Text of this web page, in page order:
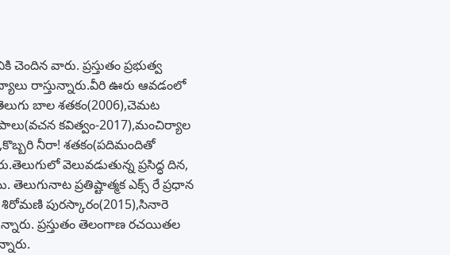
వారు. ప్రస్తుతం ప్రభుత్వ
రాస్తున్నారు.వీరి ఊరు ఆవడంలో
బాల శతకం(2006),చెమట
కవిత్వం-2017),మంచిర్యాల
నీరా! శతకం(పదిమందితో
వెలువడుతున్న ప్రసిద్ధ దిన,
ప్రతిష్టాత్మక ఎక్స్ రే ప్రధాన
పురస్కారం(2015),సినారె
ప్రస్తుతం తెలంగాణ రచయితల